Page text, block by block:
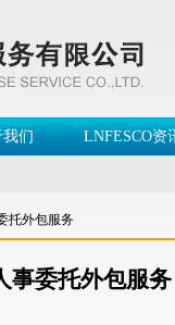
们 LNFESCO资
托外包服务
事委托外包服务